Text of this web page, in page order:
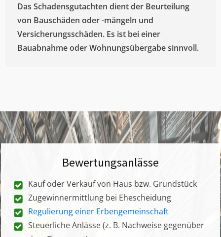
Das Schadensgutachten dient der Beurteilung
von Bauschäden oder -mängeln und
Versicherungsschäden. Es ist bei einer
Bauabnahme oder Wohnungsübergabe sinnvoll.
Bewertungsanlässe
Kauf oder Verkauf von Haus bzw. Grundstück
Zugewinnermittlung bei Ehescheidung
Regulierung einer Erbengemeinschaft
Steuerliche Anlässe (z. B. Nachweise gegenüber